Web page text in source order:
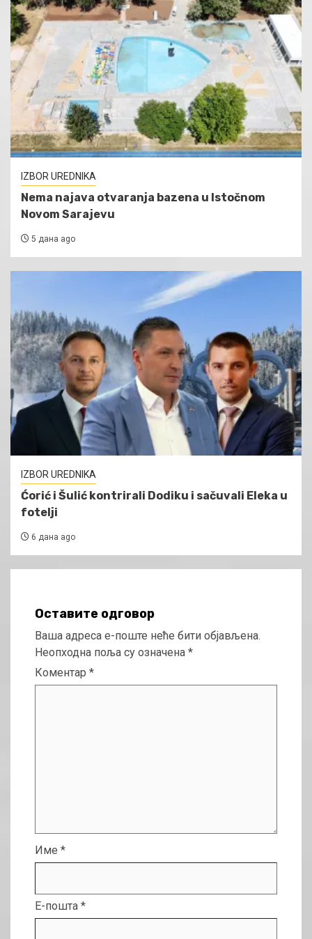
IZBOR UREDNIKA
Nema najava otvaranja bazena u Istočnom
Novom Sarajevu
5 дана ago
IZBOR UREDNIKA
Ćorić i Šulić kontrirali Dodiku i sačuvali Eleka u
fotelji
6 дана ago
Оставите одговор
Ваша адреса е-поште неће бити објављена.
Неопходна поља су означена *
Коментар *
Име *
Е-пошта *